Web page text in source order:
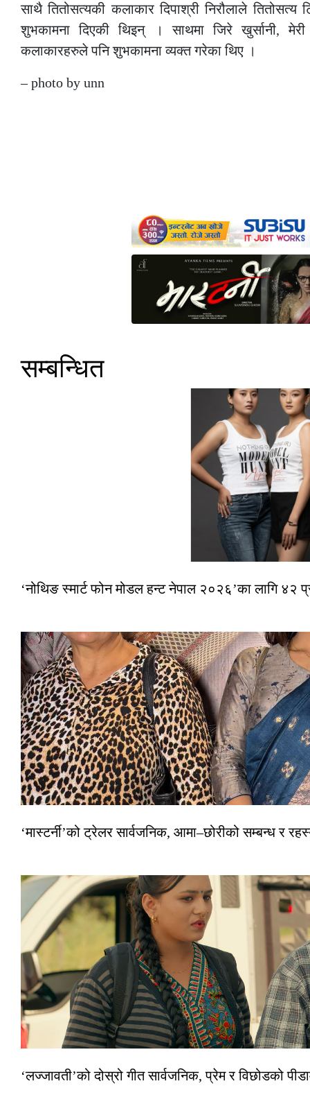
साथै तितोसत्यकी कलाकार दिपाश्री निरौलाले
शुभकामना दिएकी थिइन् । साथमा जिरे खुर्सानी,
कलाकारहरुले पनि शुभकामना व्यक्त गरेका थिए ।
– photo by unn
सम्बन्धित
‘नोथिङ स्मार्ट फोन मोडल हन्ट नेपाल २०२६’का लागि ४२
‘मास्टर्नी’को ट्रेलर सार्वजनिक, आमा–छोरीको सम्बन्ध र
‘लज्जावती’को दोस्रो गीत सार्वजनिक, प्रेम र विछोडको